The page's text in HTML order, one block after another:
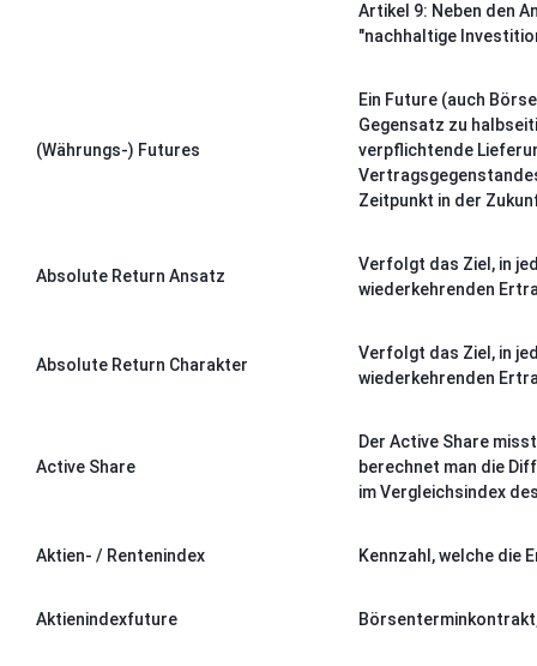
Artikel 9: Neben den
"nachhaltige
(Währungs-) Futures
Ein Future (auch
Gegensatz zu
verpflichtende
Zeitpunkt in der
Absolute Return Ansatz
Verfolgt das Ziel, in
wiederkehrenden
Absolute Return Charakter
Verfolgt das Ziel, in
wiederkehrenden
Active Share
Der Active Share
berechnet man die
im Vergleichsindex
Aktien- / Rentenindex Kennzahl, welche die
Aktienindexfuture